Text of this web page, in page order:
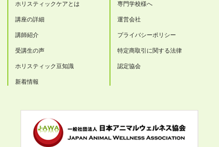
ホリスティックケアとは
講座の詳細
講師紹介
受講生の声
ホリスティック豆知識
新着情報
専門学校様へ
運営会社
プライバシーポリシー
特定商取引に関する法律
認定協会